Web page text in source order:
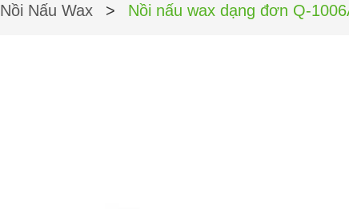
Nồi Nấu Wax > Nồi nấu wax dạng đơn Q-